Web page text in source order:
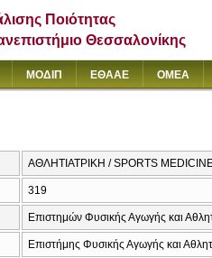
Ποιότητας
Θεσσαλονίκης
ΜΟΔΙΠ ΕΘΑΑΕ ΟΜΕΑ
ΑΘΛΗΤΙΑΤΡΙΚΗ / SPORTS
319
Επιστημών Φυσικής Αγωγής και
Επιστήμης Φυσικής Αγωγής και